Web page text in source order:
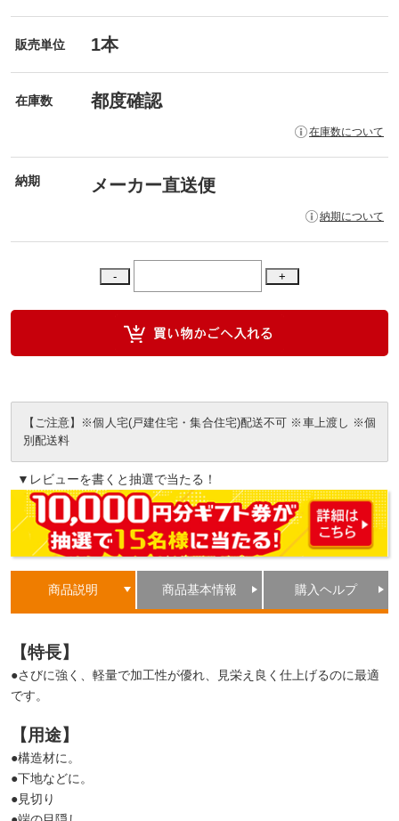
販売単位 1本
在庫数 都度確認
在庫数について
納期 メーカー直送便
納期について
【ご注意】※個人宅(戸建住宅・集合住宅)配送不可 ※車上渡し ※個
別配送料
▼レビューを書くと抽選で当たる！
商品説明 商品基本情報 購入ヘルプ
【特長】
●さびに強く、軽量で加工性が優れ、見栄え良く仕上げるのに最適
です。
【用途】
●構造材に。
●下地などに。
●見切り